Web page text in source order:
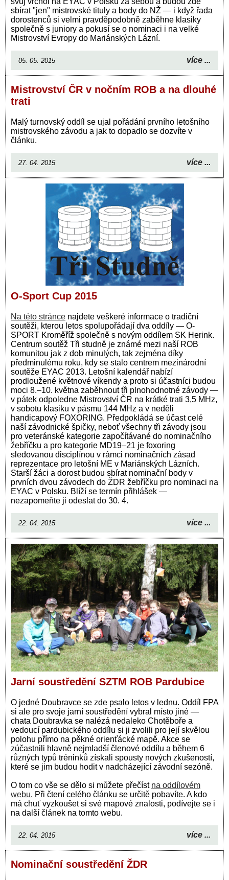
sbírat "jen" mistrovské tituly a body do NŽ — i když řada
dorostenců si velmi pravděpodobně zaběhne klasiky
společně s juniory a pokusí se o nominaci i na velké
Mistrovství Evropy do Mariánských Lázní.
05. 05. 2015 více ...
Mistrovství ČR v nočním ROB a na dlouhé
trati
Malý turnovský oddíl se ujal pořádání prvního letošního
mistrovského závodu a jak to dopadlo se dozvíte v
článku.
27. 04. 2015 více ...
O-Sport Cup 2015
Na této stránce najdete veškeré informace o tradiční
soutěži, kterou letos spolupořádají dva oddíly — O-
SPORT Kroměříž společně s novým oddílem SK Herink.
Centrum soutěž Tři studně je známé mezi naší ROB
komunitou jak z dob minulých, tak zejména díky
předminulému roku, kdy se stalo centrem mezinárodní
soutěže EYAC 2013. Letošní kalendář nabízí
prodloužené květnové víkendy a proto si účastníci budou
moci 8.–10. května zaběhnout tři plnohodnotné závody —
v pátek odpoledne Mistrovství ČR na krátké trati 3,5 MHz,
v sobotu klasiku v pásmu 144 MHz a v neděli
handicapový FOXORING. Předpokládá se účast celé
naší závodnické špičky, neboť všechny tři závody jsou
pro veteránské kategorie započítávané do nominačního
žebříčku a pro kategorie MD19–21 je foxoring
sledovanou disciplínou v rámci nominačních zásad
reprezentace pro letošní ME v Mariánských Lázních.
Starší žáci a dorost budou sbírat nominační body v
prvních dvou závodech do ŽDR žebříčku pro nominaci na
EYAC v Polsku. Blíží se termín přihlášek —
nezapomeňte ji odeslat do 30. 4.
22. 04. 2015 více ...
Jarní soustředění SZTM ROB Pardubice
O jedné Doubravce se zde psalo letos v lednu. Oddíl FPA
si ale pro svoje jarní soustředění vybral místo jiné —
chata Doubravka se nalézá nedaleko Chotěboře a
vedoucí pardubického oddílu si ji zvolili pro její skvělou
polohu přímo na pěkné orienťácké mapě. Akce se
zúčastnili hlavně nejmladší členové oddílu a během 6
různých typů tréninků získali spousty nových zkušeností,
které se jim budou hodit v nadcházející závodní sezóně.
O tom co vše se dělo si můžete přečíst na oddílovém
webu. Při čtení celého článku se určitě pobavíte. A kdo
má chuť vyzkoušet si své mapové znalosti, podívejte se i
na další článek na tomto webu.
22. 04. 2015 více ...
Nominační soustředění ŽDR